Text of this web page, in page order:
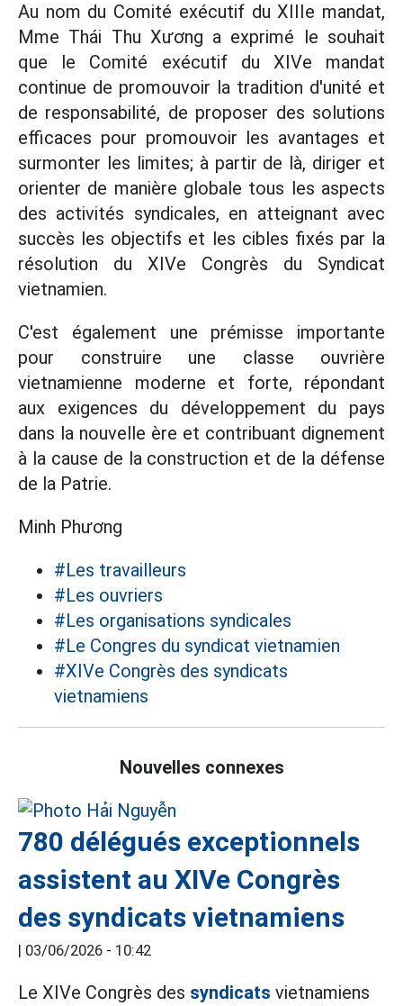
Au nom du Comité exécutif du XIIIe mandat,
Mme Thái Thu Xương a exprimé le souhait
que le Comité exécutif du XIVe mandat
continue de promouvoir la tradition d'unité et
de responsabilité, de proposer des solutions
efficaces pour promouvoir les avantages et
surmonter les limites; à partir de là, diriger et
orienter de manière globale tous les aspects
des activités syndicales, en atteignant avec
succès les objectifs et les cibles fixés par la
résolution du XIVe Congrès du Syndicat
vietnamien.
C'est également une prémisse importante
pour construire une classe ouvrière
vietnamienne moderne et forte, répondant
aux exigences du développement du pays
dans la nouvelle ère et contribuant dignement
à la cause de la construction et de la défense
de la Patrie.
Minh Phương
#Les travailleurs
#Les ouvriers
#Les organisations syndicales
#Le Congres du syndicat vietnamien
#XIVe Congrès des syndicats
vietnamiens
Nouvelles connexes
780 délégués exceptionnels
assistent au XIVe Congrès
des syndicats vietnamiens
| 03/06/2026 - 10:42
Le XIVe Congrès des syndicats vietnamiens